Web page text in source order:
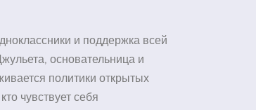
и поддержка всей
основательница и
политики открытых
чувствует себя